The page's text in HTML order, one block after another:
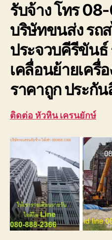
รับจ้าง โทร
บริษัทขนส่ง รถ
ประจวบคีรีขันธ์
เคลื่อนย้ายเครื่
ราคาถูก ประกั
ติดต่อ หัวหิน เครนยักษ์